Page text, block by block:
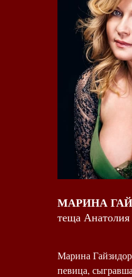
МАРИНА
теща Анатолия
Марина
певица,